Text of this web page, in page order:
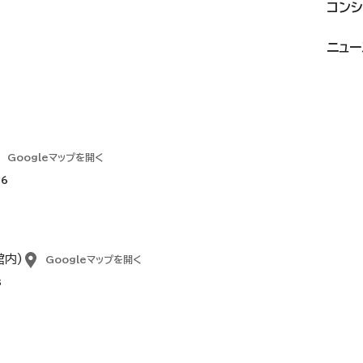
Googleマップを開く
内)
Googleマップを開く
コン
ニュ